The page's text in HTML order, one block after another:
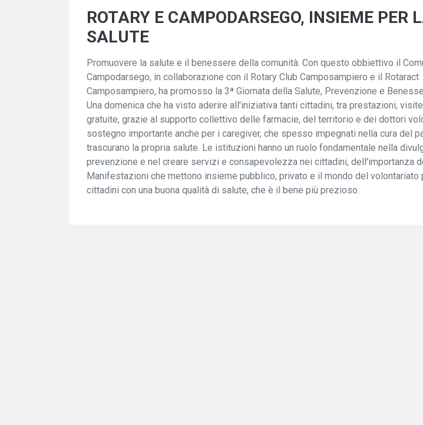
ROTARY E CAMPODARSEGO, INSIEME PER
SALUTE
Promuovere la salute e il benessere della comunità. Con questo obbiettivo il
Campodarsego, in collaborazione con il Rotary Club Camposampiero e il Rotaract
Camposampiero, ha promosso la 3ª Giornata della Salute, Prevenzione e
Una domenica che ha visto aderire all'iniziativa tanti cittadini, tra prestazioni,
gratuite, grazie al supporto collettivo delle farmacie, del territorio e dei dottori
sostegno importante anche per i caregiver, che spesso impegnati nella cura del
trascurano la propria salute. Le istituzioni hanno un ruolo fondamentale nella
prevenzione e nel creare servizi e consapevolezza nei cittadini, dell'importanza
Manifestazioni che mettono insieme pubblico, privato e il mondo del volontariato
cittadini con una buona qualità di salute, che è il bene più prezioso.